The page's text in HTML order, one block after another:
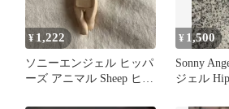
¥ 1,222
ソニーエンジェル ヒッパ
ーズ アニマル Sheep ヒツ
¥ 1,500
Sonny
ジェル